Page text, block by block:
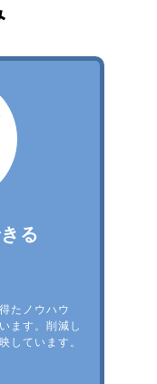
る
たノウハウ
ます。削減し
しています。